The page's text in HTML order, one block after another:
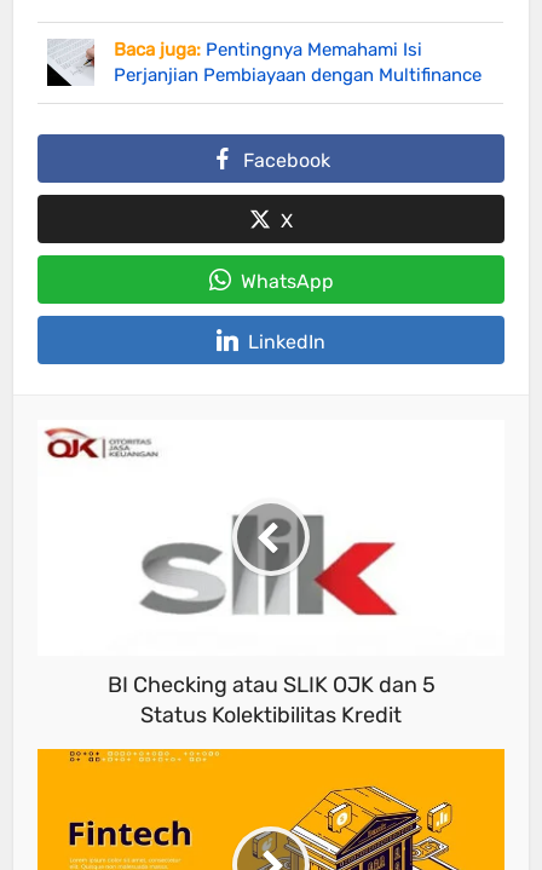
Baca juga: Pentingnya Memahami Isi
Perjanjian Pembiayaan dengan Multifinance
Facebook
X
WhatsApp
LinkedIn
BI Checking atau SLIK OJK dan 5
Status Kolektibilitas Kredit